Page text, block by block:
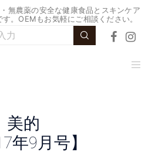
無農薬の安全な健康食品とスキンケア
。OEMもお気軽にご相談ください。
美的
年9月号】